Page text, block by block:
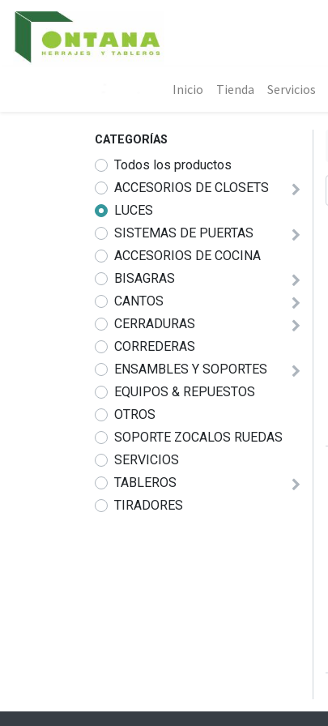
Inicio Tienda Servicios
CATEGORÍAS
Todos los productos
ACCESORIOS DE CLOSETS
LUCES
SISTEMAS DE PUERTAS
ACCESORIOS DE COCINA
BISAGRAS
CANTOS
CERRADURAS
CORREDERAS
ENSAMBLES Y SOPORTES
EQUIPOS & REPUESTOS
OTROS
SOPORTE ZOCALOS RUEDAS
SERVICIOS
TABLEROS
TIRADORES